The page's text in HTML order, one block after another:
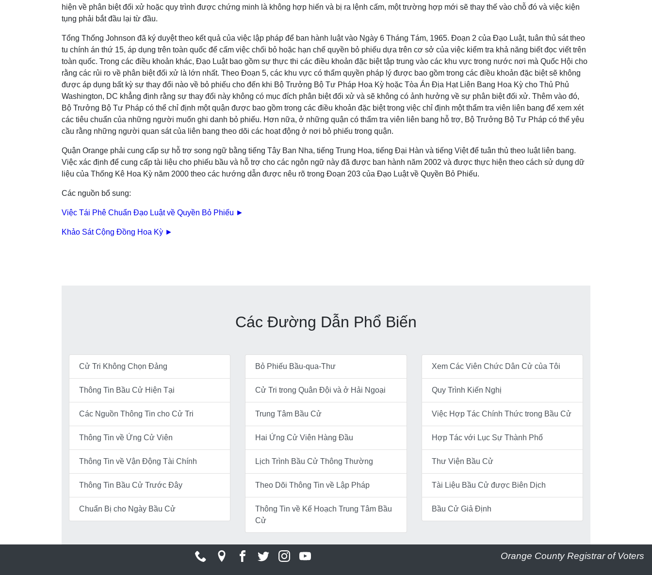
hiện về phân biệt đối xử hoặc quy trình được chứng minh là không hợp hiến và bị ra lệnh cấm, một trường hợp mới sẽ thay thế vào chỗ đó và việc kiện
tụng phải bắt đầu lại từ đầu.
Tổng Thống Johnson đã ký duyệt theo kết quả của việc lập pháp để ban hành luật vào Ngày 6 Tháng Tám, 1965. Đoạn 2 của Đạo Luật, tuân thủ sát theo
tu chính án thứ 15, áp dụng trên toàn quốc để cấm việc chối bỏ hoặc hạn chế quyền bỏ phiếu dựa trên cơ sở của việc kiểm tra khả năng biết đọc viết trên
toàn quốc. Trong các điều khoản khác, Đạo Luật bao gồm sự thực thi các điều khoản đặc biệt tập trung vào các khu vực trong nước nơi mà Quốc Hội cho
rằng các rủi ro về phân biệt đối xử là lớn nhất. Theo Đoạn 5, các khu vực có thẩm quyền pháp lý được bao gồm trong các điều khoản đặc biệt sẽ không
được áp dụng bất kỳ sự thay đổi nào về bỏ phiếu cho đến khi Bộ Trưởng Bộ Tư Pháp Hoa Kỳ hoặc Tòa Án Địa Hạt Liên Bang Hoa Kỳ cho Thủ Phủ
Washington, DC khẳng định rằng sự thay đổi này không có mục đích phân biệt đối xử và sẽ không có ảnh hưởng về sự phân biệt đối xử. Thêm vào đó,
Bộ Trưởng Bộ Tư Pháp có thể chỉ định một quận được bao gồm trong các điều khoản đặc biệt trong việc chỉ định một thẩm tra viên liên bang để xem xét
các tiêu chuẩn của những người muốn ghi danh bỏ phiếu. Hơn nữa, ở những quận có thẩm tra viên liên bang hỗ trợ, Bộ Trưởng Bộ Tư Pháp có thể yêu
cầu rằng những người quan sát của liên bang theo dõi các hoạt động ở nơi bỏ phiếu trong quận.
Quận Orange phải cung cấp sự hỗ trợ song ngữ bằng tiếng Tây Ban Nha, tiếng Trung Hoa, tiếng Đại Hàn và tiếng Việt để tuân thủ theo luật liên bang.
Việc xác định để cung cấp tài liệu cho phiếu bầu và hỗ trợ cho các ngôn ngữ này đã được ban hành năm 2002 và được thực hiện theo cách sử dụng dữ
liệu của Thống Kê Hoa Kỳ năm 2000 theo các hướng dẫn được nêu rõ trong Đoạn 203 của Đạo Luật về Quyền Bỏ Phiếu.
Các nguồn bổ sung:
Việc Tái Phê Chuẩn Đạo Luật về Quyền Bỏ Phiếu ►
Khảo Sát Cộng Đồng Hoa Kỳ ►
Các Đường Dẫn Phổ Biến
Cử Tri Không Chọn Đảng
Thông Tin Bầu Cử Hiện Tại
Các Nguồn Thông Tin cho Cử Tri
Thông Tin về Ứng Cử Viên
Thông Tin về Vận Động Tài Chính
Thông Tin Bầu Cử Trước Đây
Chuẩn Bị cho Ngày Bầu Cử
Bỏ Phiếu Bầu-qua-Thư
Cử Tri trong Quân Đội và ở Hải Ngoại
Trung Tâm Bầu Cử
Hai Ứng Cử Viên Hàng Đầu
Lịch Trình Bầu Cử Thông Thường
Theo Dõi Thông Tin về Lập Pháp
Thông Tin về Kế Hoạch Trung Tâm Bầu
Cử
Xem Các Viên Chức Dân Cử của Tôi
Quy Trình Kiến Nghị
Việc Hợp Tác Chính Thức trong Bầu Cử
Hợp Tác với Lục Sự Thành Phố
Thư Viện Bầu Cử
Tài Liệu Bầu Cử được Biên Dịch
Bầu Cử Giả Định
Orange County Registrar of Voters